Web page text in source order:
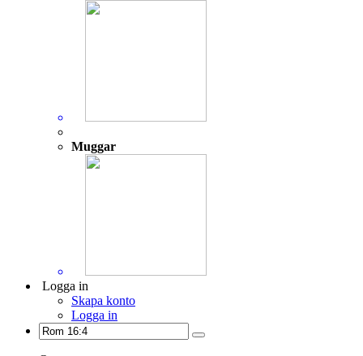
Muggar
Logga in
Skapa konto
Logga in